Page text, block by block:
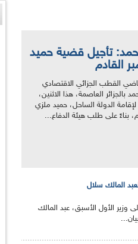
تأجيل قضية حميد
القطب الجزائي الاقتصادي
العاصمة، هذا الاثنين،
الدولة الساحل، حميد ملزي
بناءً على طلب هيئة الدفاع...
المالك سلال
وزير الأول الأسبق، عبد المالك